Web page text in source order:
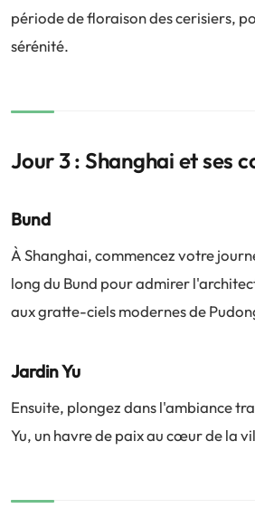
période de floraison des cerisiers,
sérénité.
Jour 3 : Shanghai et ses
Bund
À Shanghai, commencez votre
long du Bund pour admirer
aux gratte-ciels modernes de
Jardin Yu
Ensuite, plongez dans l'ambiance
Yu, un havre de paix au cœur de la